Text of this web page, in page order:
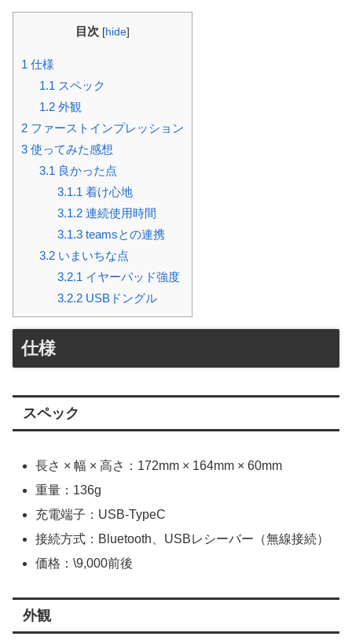
目次 [hide]
1 仕様
1.1 スペック
1.2外観
2 ファーストインプレッション
3 使ってみた感想
3.1 良かった点
3.1.1 着け心地
3.1.2連続使用時間
3.1.3teamsとの連携
3.2いまいちな点
3.2.1 イヤーパッド強度
3.2.2USBドングル
仕様
スペック
長さ × 幅 × 高さ：172mm × 164mm × 60mm
重量：136g
充電端子：USB-TypeC
接続方式：Bluetooth、USBレシーバー（無線接続）
価格：\9,000前後
外観